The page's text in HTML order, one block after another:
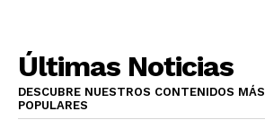
Últimas Noticias
DESCUBRE NUESTROS CONTENIDOS MÁS
POPULARES